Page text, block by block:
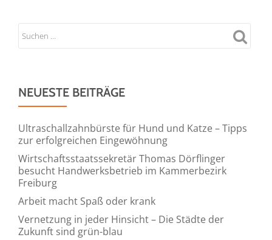
NEUESTE BEITRÄGE
Ultraschallzahnbürste für Hund und Katze – Tipps
zur erfolgreichen Eingewöhnung
Wirtschaftsstaatssekretär Thomas Dörflinger
besucht Handwerksbetrieb im Kammerbezirk
Freiburg
Arbeit macht Spaß oder krank
Vernetzung in jeder Hinsicht – Die Städte der
Zukunft sind grün-blau